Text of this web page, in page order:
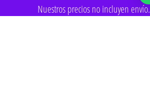
Nuestros precios no incluyen envío.